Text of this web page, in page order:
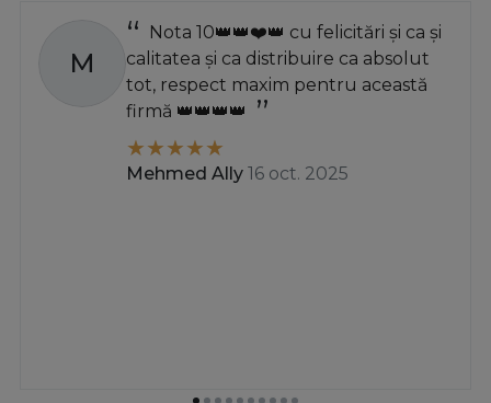
M
Nota 10👑👑❤️👑 cu felicitări și ca și
calitatea și ca distribuire ca absolut
tot, respect maxim pentru această
firmă 👑👑👑👑
Mehmed Ally 16 oct. 2025